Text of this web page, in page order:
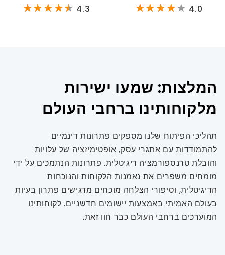
4.0
4.3
המלצות: שמעו ישירות
מלקוחותינו ברחבי העולם
תהליכי הפיתוח שלנו מספקים פתרונות דינמיים
להתמודדות עם אתגרי עסק, אופטימיזציה של עלויות
והובלת טרנספורמציה דיגיטלית. פתרונות הנתמכים על ידי
מומחים משפרים את נאמנות הלקוחות והנוכחות
הדיגיטלית, וסיפורי הצלחה מוכחים מדגישים פתרון בעיות
בעולם האמיתי באמצעות יישומים חדשניים. לקוחותינו
המוערכים ברחבי העולם כבר חוו זאת.